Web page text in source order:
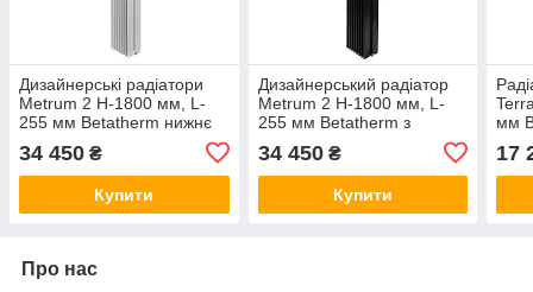
Дизайнерські радіатори
Metrum 2 H-1800 мм, L-
255 мм Betatherm нижнє
34 450 ₴
Купити
Дизайнерський радіатор
Metrum 2 H-1800 мм, L-
255 мм Betatherm з
34 450₴
Купити
мм
17
Про нас